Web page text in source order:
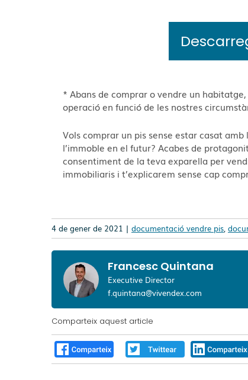
* Abans de comprar o vendre un
operació en funció de les nostres
Vols comprar un pis sense estar casat
l’immoble en el futur? Acabes de
consentiment de la teva exparella per
immobiliaris i t’explicarem sense cap
4 de gener de 2021 | documentació vendre pis,
Francesc Quintana
Executive Director
f.quintana@vivendex.com
Comparteix aquest article